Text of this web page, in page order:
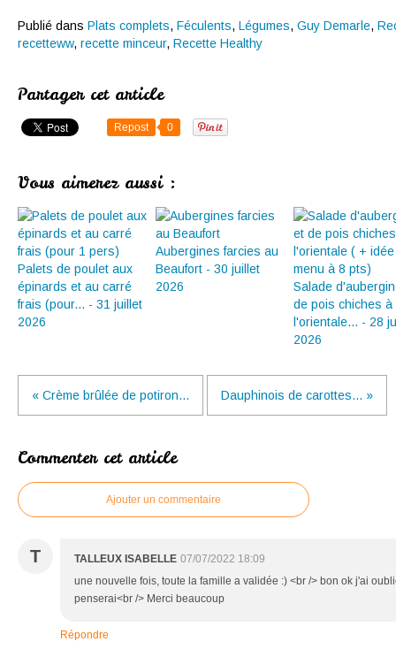
Publié dans Plats complets, Féculents, Légumes, Guy Demarle,
recetteww, recette minceur, Recette Healthy
Partager cet article
Repost 0
Vous aimerez aussi :
Palets de poulet aux
épinards et au carré
frais (pour... - 31 juillet
2026
Aubergines farcies au
Beaufort - 30 juillet
2026
Salade
de pois chiches à
l'orientale... - 28
2026
« Crème brûlée de potiron... Dauphinois de carottes... »
Commenter cet article
Ajouter un commentaire
T TALLEUX ISABELLE 07/07/2022 18:09
une nouvelle fois, toute la famille a validée :) <br /> bon ok j'ai
penserai<br /> Merci beaucoup
Répondre